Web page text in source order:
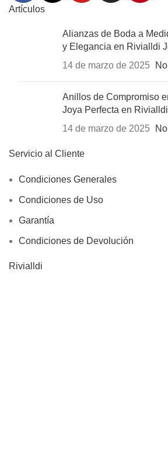
Artículos
Alianzas de Boda a
y Elegancia en Rivialldi
14 de marzo de 2025
Anillos de Compromiso
Joya Perfecta en
14 de marzo de 2025
Servicio al Cliente
Condiciones Generales
Condiciones de Uso
Garantía
Condiciones de Devolución
Rivialldi